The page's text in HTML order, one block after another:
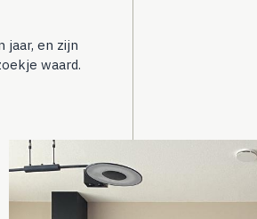
jaar, en zijn
waard.